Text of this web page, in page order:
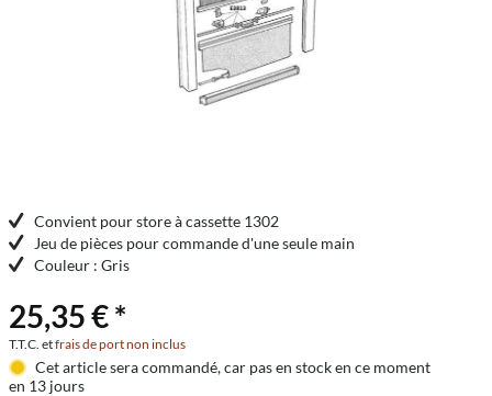
Convient pour store à cassette 1302
Jeu de pièces pour commande d'une seule main
Couleur : Gris
25,35 € *
T.T.C. etfrais de port non inclus
Cet article sera commandé, car pas en stock en ce moment
en 13 jours